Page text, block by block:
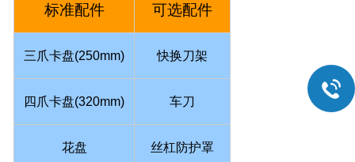
标准配件 可选配件
三爪卡盘(250mm) 快换刀架
四爪卡盘(320mm) 车刀
花盘 丝杠防护罩